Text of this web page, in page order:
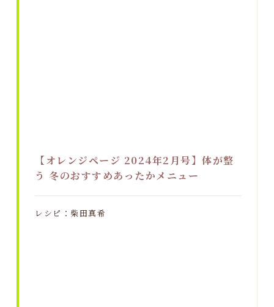
【オレンジページ 2024年2月号】体が整
う 冬のおすすめあったかメニュー
レシピ：柴田真希